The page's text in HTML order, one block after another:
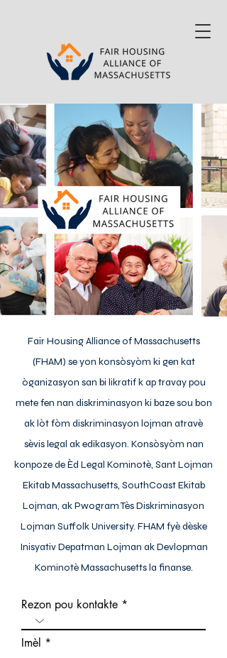
Fair Housing Alliance of Massachusetts
(FHAM) se yon konsòsyòm ki gen kat
òganizasyon san bi likratif k ap travay pou
mete fen nan diskriminasyon ki baze sou bon
ak lòt fòm diskriminasyon lojman atravè
sèvis legal ak edikasyon. Konsòsyòm nan
konpoze de Èd Legal Kominotè, Sant Lojman
Ekitab Massachusetts, SouthCoast Ekitab
Lojman, ak Pwogram Tès Diskriminasyon
Lojman Suffolk University. FHAM fyè dèske
Inisyativ Depatman Lojman ak Devlopman
Kominotè Massachusetts la finanse.
Rezon pou kontakte
Imèl